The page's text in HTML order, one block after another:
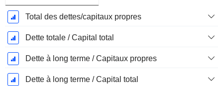
Total des dettes/capitaux propres
Dette totale / Capital total
Dette à long terme / Capitaux propres
Dette à long terme / Capital total